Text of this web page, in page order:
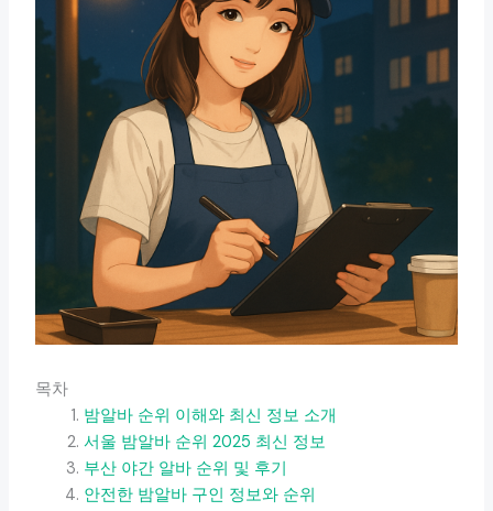
목차
밤알바 순위 이해와 최신 정보 소개
서울 밤알바 순위 2025 최신 정보
부산 야간 알바 순위 및 후기
안전한 밤알바 구인 정보와 순위